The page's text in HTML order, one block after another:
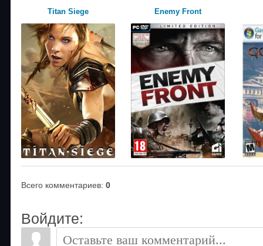
Titan Siege Enemy Front
Всего комментариев: 0
Войдите: